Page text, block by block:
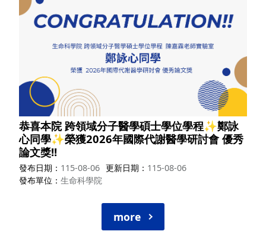
恭喜本院 跨領域分子醫學碩士學位學程✨鄭詠
心同學✨榮獲2026年國際代謝醫學研討會 優秀
論文獎!!
發布日期 115-08-06 更新日期
115-08-06
發布單位
生命科學院
more